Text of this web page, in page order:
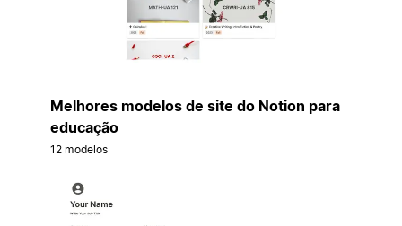
Melhores modelos de site do Notion para
educação
12 modelos